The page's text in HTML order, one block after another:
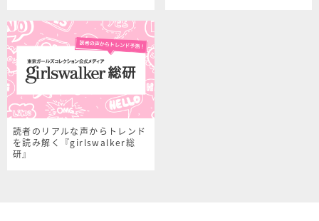
読者のリアルな声からトレンド
を読み解く『girlswalker総
研』